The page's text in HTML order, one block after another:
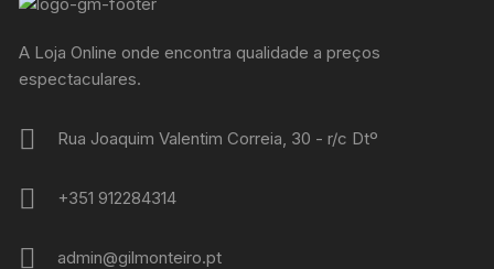
A Loja Online onde encontra qualidade a preços
espectaculares.
Rua Joaquim Valentim Correia, 30 - r/c Dtº
+351 912284314
admin@gilmonteiro.pt